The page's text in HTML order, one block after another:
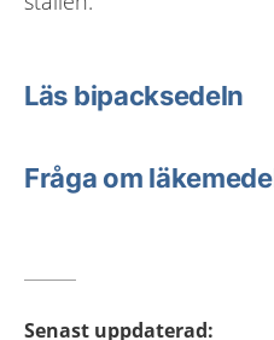
Läs bipacksedeln
Fråga om
Senast uppdaterad: